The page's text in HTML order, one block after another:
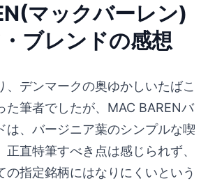
マックバーレン)
ブレンドの感想
、デンマークの奥ゆかしいたばこ
た筆者でしたが、MAC BARENバ
は、バージニア葉のシンプルな喫
直特筆すべき点は感じられず、
の指定銘柄にはなりにくいという